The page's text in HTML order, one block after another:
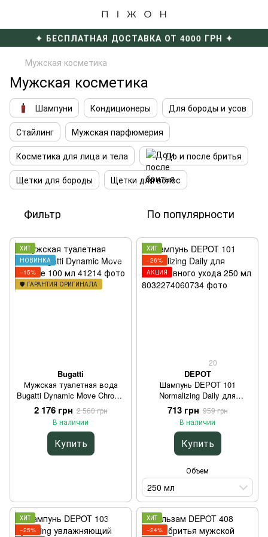
✦ БЕСПЛАТНАЯ ДОСТАВКА ОТ 4000 ГРН ✦
Мужская косметика
Мужская косметика
Шампуни Кондиционеры
Для бороды и усов
Стайлинг
Мужская парфюмерия
Косметика для лица и тела
До и после бритья
Щетки для бороды
Щетки для волос
Фильтр По популярности
ХИТ
НОВИНКА
−15%
🛡️ ГАРАНТИЯ ОРИГИНАЛА
Bugatti
Мужская туалетная вода
Bugatti Dynamic Move Chrome
100 мл
2 176 грн 2 560 грн
В наличии
Купить
ХИТ
−26%
АКЦИЯ
20
DEPOT
Шампунь DEPOT 101
Normalizing Daily для
ежедневного ухода 250 мл
713 грн 959 грн
В наличии
Купить
Объем
250 мл
ХИТ
−25%
ХИТ
−24%